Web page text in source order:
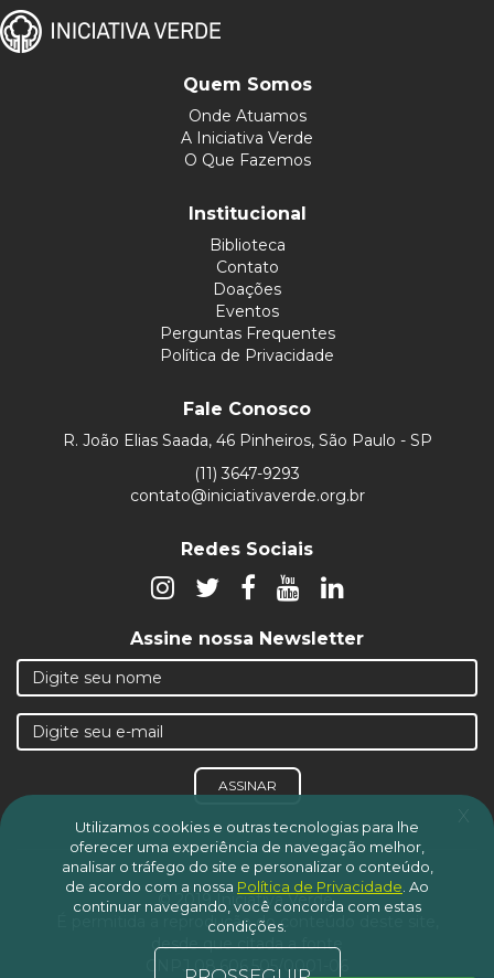
Quem Somos
Onde Atuamos
A Iniciativa Verde
O Que Fazemos
Institucional
Biblioteca
Contato
Doações
Eventos
Perguntas Frequentes
Política de Privacidade
Fale Conosco
R. João Elias Saada, 46 Pinheiros, São Paulo - SP
(11) 3647-9293
contato@iniciativaverde.org.br
Redes Sociais
Assine nossa Newsletter
ASSINAR
© 2019 Iniciativa Verde.
É permitida a reprodução do conteúdo deste site,
desde que citada a fonte
CNPJ 08.606.505/0001-06
x
Utilizamos cookies e outras tecnologias para lhe
oferecer uma experiência de navegação melhor,
analisar o tráfego do site e personalizar o conteúdo,
de acordo com a nossa Política de Privacidade Ao
continuar navegando, você concorda com estas
condições.